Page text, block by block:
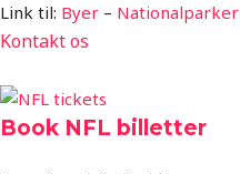
Link til: Byer – Nationalparker
Kontaktos
Book NFL billetter